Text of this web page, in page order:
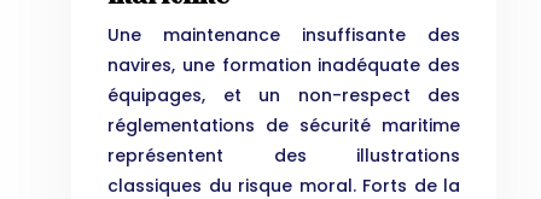
Une maintenance insuffisante des
navires, une formation inadéquate des
équipages, et un non-respect des
réglementations de sécurité maritime
représentent des illustrations
classiques du risque moral. Forts de la